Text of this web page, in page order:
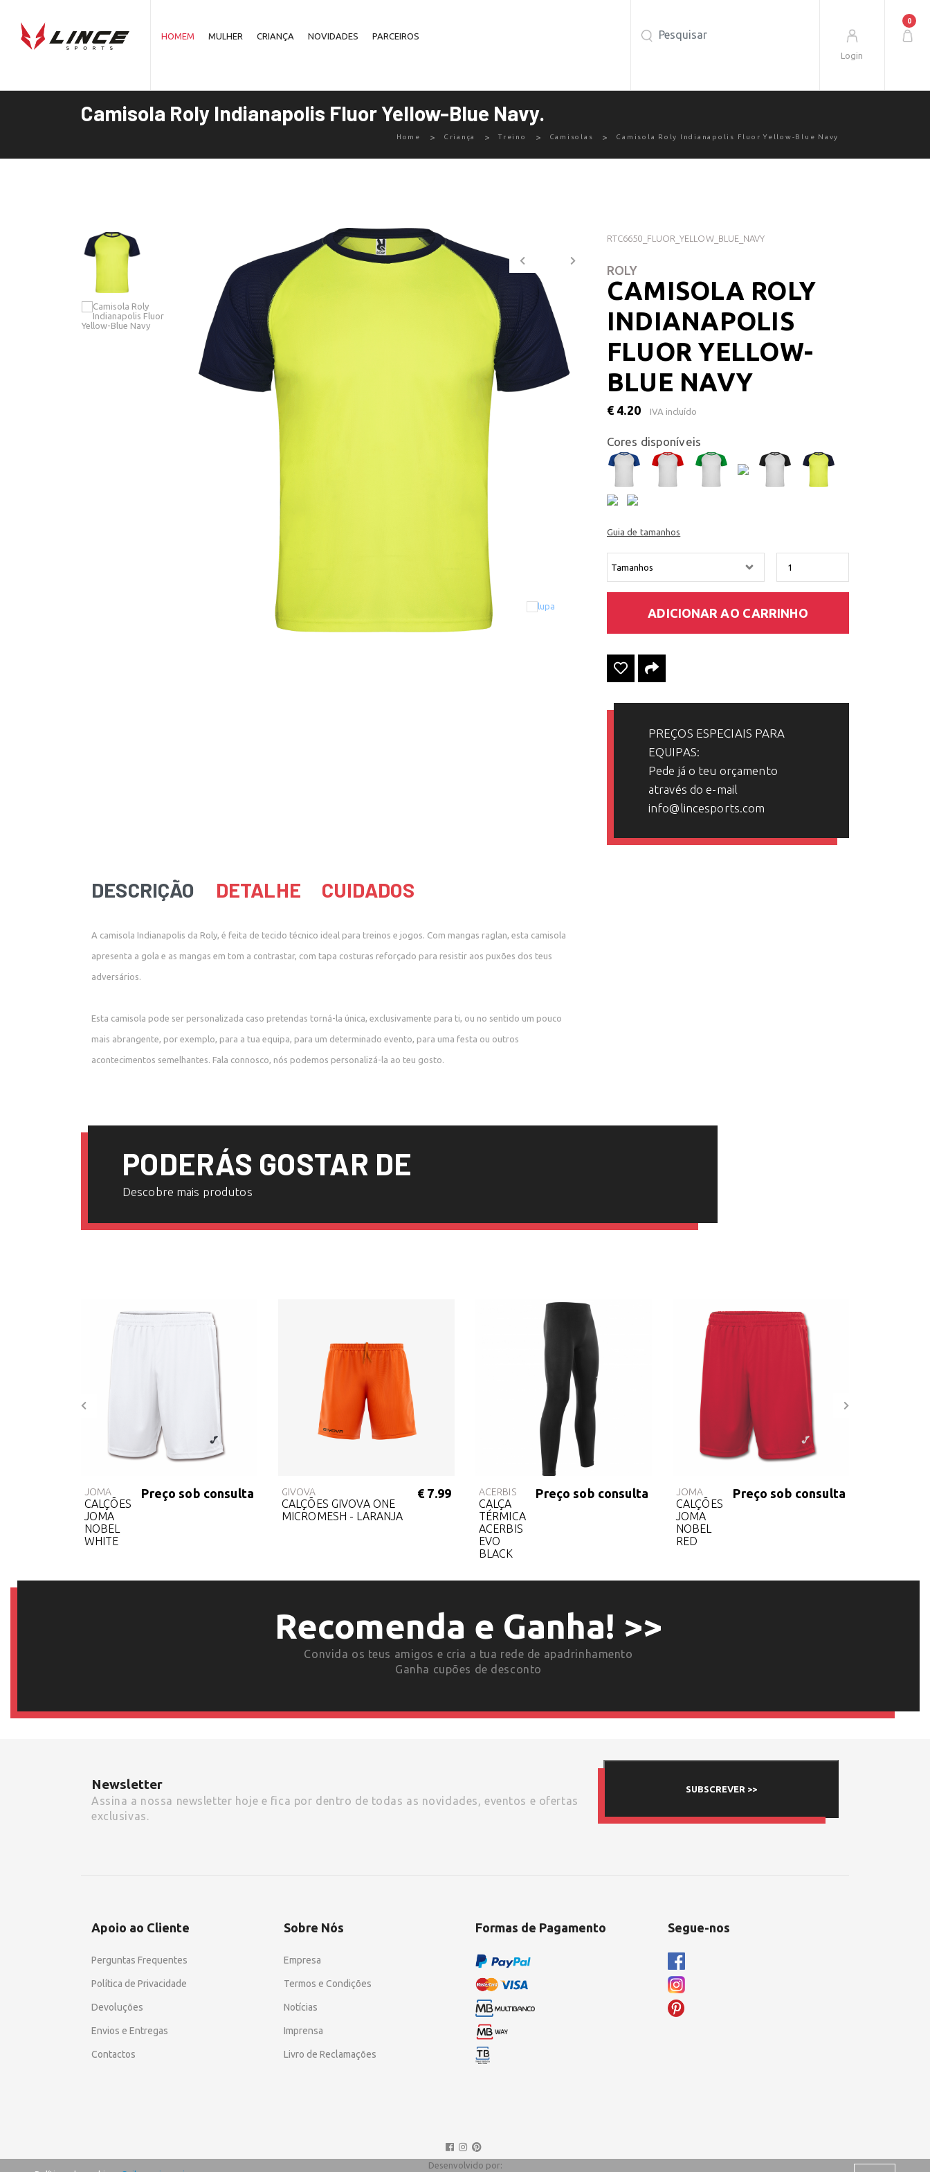
HOMEM MULHER CRIANÇA NOVIDADES PARCEIROS
0
Login
Camisola Roly Indianapolis Fluor Yellow-Blue Navy.
Home Criança Treino Camisolas Camisola Roly Indianapolis Fluor Yellow-Blue Navy
RTC6650_FLUOR_YELLOW_BLUE_NAVY
ROLY
CAMISOLA ROLY
INDIANAPOLIS
FLUOR YELLOW-
BLUE NAVY
€ 4.20 IVA incluído
Cores disponíveis
Guia de tamanhos
ADICIONAR AO CARRINHO
PREÇOS ESPECIAIS PARA
EQUIPAS:
Pede já o teu orçamento
através do e-mail
info@lincesports.com
DESCRIÇÃO DETALHE CUIDADOS
A camisola Indianapolis da Roly, é feita de tecido técnico ideal para treinos e jogos. Com mangas raglan, esta camisola
apresenta a gola e as mangas em tom a contrastar, com tapa costuras reforçado para resistir aos puxões dos teus
adversários.
Esta camisola pode ser personalizada caso pretendas torná-la única, exclusivamente para ti, ou no sentido um pouco
mais abrangente, por exemplo, para a tua equipa, para um determinado evento, para uma festa ou outros
acontecimentos semelhantes. Fala connosco, nós podemos personalizá-la ao teu gosto.
PODERÁS GOSTAR DE
Descobre mais produtos
JOMA
CALÇÕES
JOMA
NOBEL
WHITE
Preço sob consulta GIVOVA
CALÇÕES GIVOVA ONE
MICROMESH - LARANJA
€ 7.99 ACERBIS
CALÇA
TÉRMICA
ACERBIS
EVO
BLACK
Preço sob consulta JOMA
CALÇÕES
JOMA
NOBEL
RED
Preço sob consulta
Recomenda e Ganha! >>
Convida os teus amigos e cria a tua rede de apadrinhamento
Ganha cupões de desconto
Newsletter
Assina a nossa newsletter hoje e fica por dentro de todas as novidades, eventos e ofertas
exclusivas.
SUBSCREVER >>
Apoio ao Cliente
Perguntas Frequentes
Política de Privacidade
Devoluções
Envios e Entregas
Contactos
Sobre Nós
Empresa
Termos e Condições
Notícias
Imprensa
Livro de Reclamações
Formas de Pagamento Segue-nos
Desenvolvido por: